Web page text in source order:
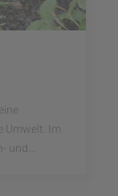
Umwelt. Im
und